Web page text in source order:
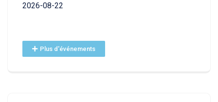
2026-08-22
Plus d'événements